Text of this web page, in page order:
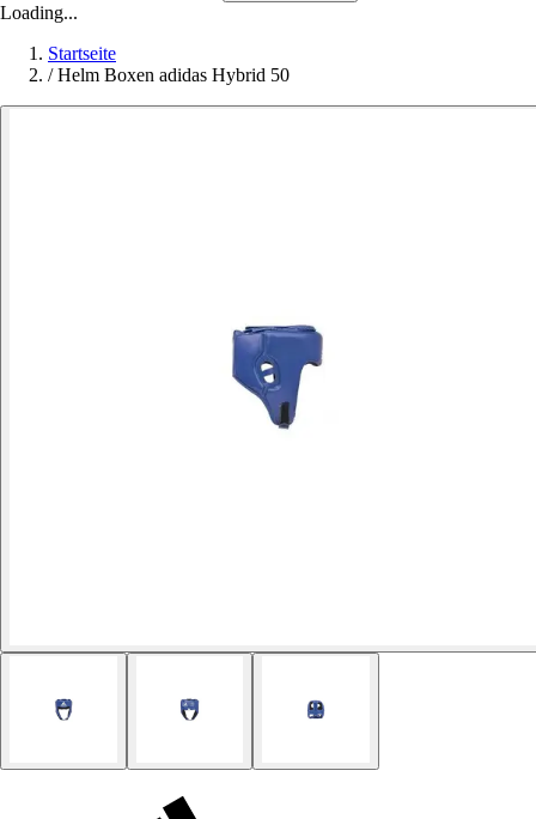
Loading...
Startseite
/ Helm Boxen adidas Hybrid 50